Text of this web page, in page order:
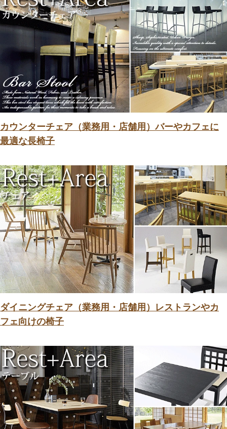
カウンターチェア（業務用・店舗用）バーやカフェに
最適な長椅子
ダイニングチェア（業務用・店舗用）レストランやカ
フェ向けの椅子